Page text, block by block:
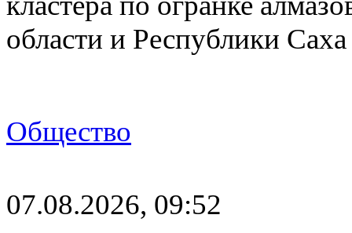
области и Республики
Общество
07.08.2026, 09:52